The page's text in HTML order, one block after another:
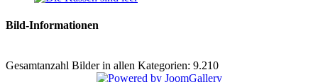
Bild-Informationen
Gesamtanzahl Bilder in allen Kategorien: 9.210